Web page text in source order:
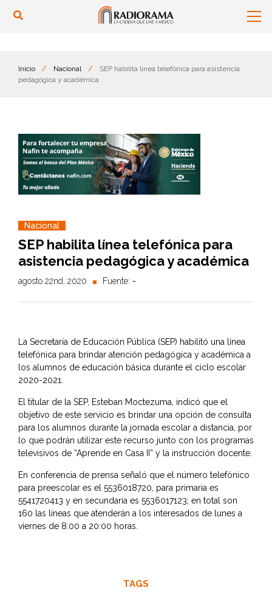
Inicio / Nacional /
SEP habilita línea telefónica para asistencia
pedagógica y académica
Nacional
SEP habilita línea telefónica para
asistencia pedagógica y académica
agosto 22nd, 2020 Fuente: -
La Secretaría de Educación Pública (SEP) habilitó una línea
telefónica para brindar atención pedagógica y académica a
los alumnos de educación básica durante el ciclo escolar
2020-2021.
El titular de la SEP, Esteban Moctezuma, indicó que el
objetivo de este servicio es brindar una opción de consulta
para los alumnos durante la jornada escolar a distancia, por
lo que podrán utilizar este recurso junto con los programas
televisivos de “Aprende en Casa II” y la instrucción docente.
En conferencia de prensa señaló que el número telefónico
para preescolar es el 5536018720, para primaria es
5541720413 y en secundaria es 5536017123; en total son
160 las líneas que atenderán a los interesados de lunes a
viernes de 8:00 a 20:00 horas.
TAGS